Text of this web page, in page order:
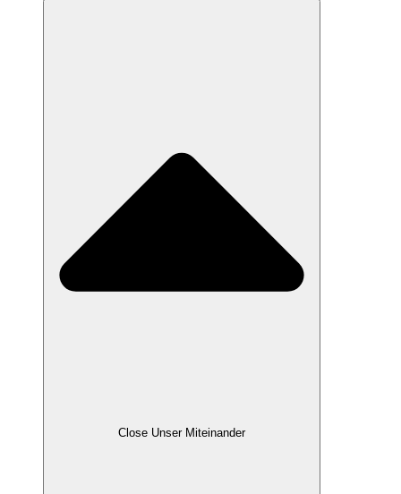
Close Unser Miteinander